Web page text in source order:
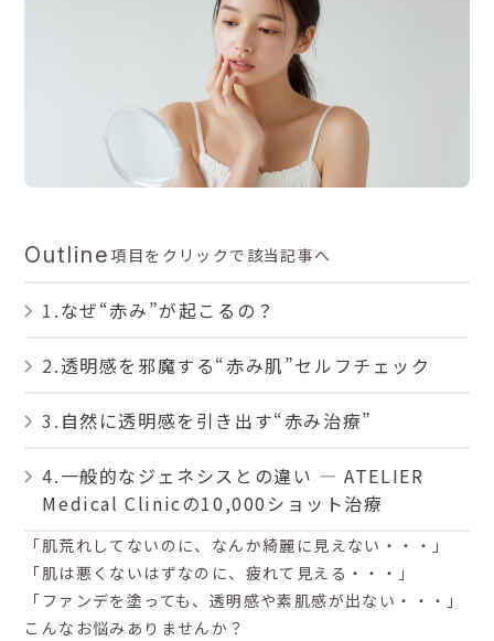
Outline 項目をクリックで該当記事へ
なぜ“赤み”が起こるの？
透明感を邪魔する“赤み肌”セルフチェック
自然に透明感を引き出す“赤み治療”
一般的なジェネシスとの違い ― ATELIER
Medical Clinicの10,000ショット治療
「肌荒れしてないのに、なんか綺麗に見えない・・・」
「肌は悪くないはずなのに、疲れて見える・・・」
「ファンデを塗っても、透明感や素肌感が出ない・・・」
こんなお悩みありませんか？